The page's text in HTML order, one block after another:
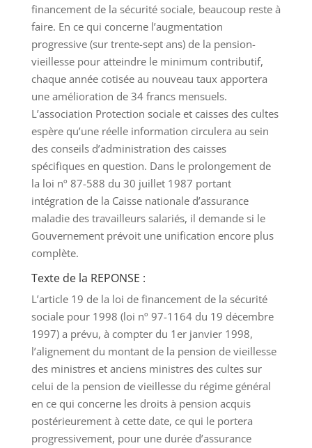
financement de la sécurité sociale, beaucoup reste à
faire. En ce qui concerne l’augmentation
progressive (sur trente-sept ans) de la pension-
vieillesse pour atteindre le minimum contributif,
chaque année cotisée au nouveau taux apportera
une amélioration de 34 francs mensuels.
L’association Protection sociale et caisses des cultes
espère qu’une réelle information circulera au sein
des conseils d’administration des caisses
spécifiques en question. Dans le prolongement de
la loi nº 87-588 du 30 juillet 1987 portant
intégration de la Caisse nationale d’assurance
maladie des travailleurs salariés, il demande si le
Gouvernement prévoit une unification encore plus
complète.
Texte de la REPONSE :
L’article 19 de la loi de financement de la sécurité
sociale pour 1998 (loi nº 97-1164 du 19 décembre
1997) a prévu, à compter du 1er janvier 1998,
l’alignement du montant de la pension de vieillesse
des ministres et anciens ministres des cultes sur
celui de la pension de vieillesse du régime général
en ce qui concerne les droits à pension acquis
postérieurement à cette date, ce qui le portera
progressivement, pour une durée d’assurance